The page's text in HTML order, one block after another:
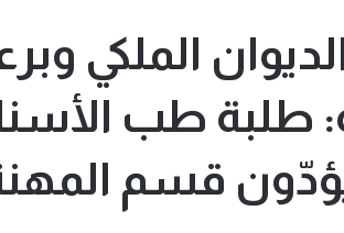
الملكي
طلبة طب
قسم